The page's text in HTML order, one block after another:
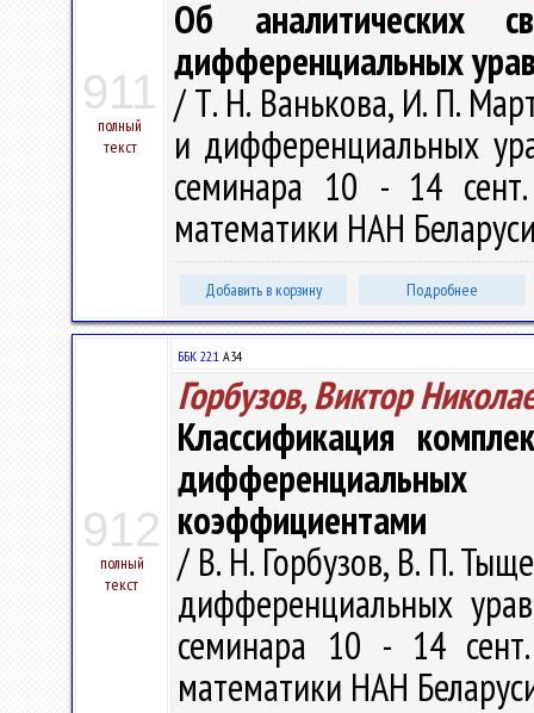
911
полный
текст
Об аналитических
дифференциальных
/ Т. Н. Ванькова, И. П.
и дифференциальных
семинара 10 - 14
математики НАН
Добавить в корзину Подробнее
912
полный
текст
ББК 22.1 А34
Горбузов, Виктор
Классификация
коэффициентами
/ В. Н. Горбузов, В. П.
дифференциальных
семинара 10 - 14
математики НАН